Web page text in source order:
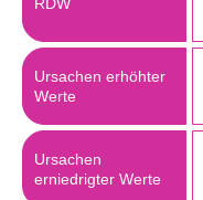
Ursachen erhöhter
Werte
Ursachen
erniedrigter Werte